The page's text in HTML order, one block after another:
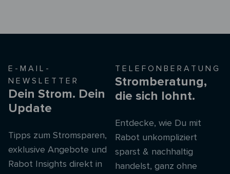
E-MAIL-
NEWSLETTER
Dein Strom. Dein
Update
Tipps zum Stromsparen,
exklusive Angebote und
Rabot Insights direkt in
TELEFONBERATUNG
Stromberatung,
die sich lohnt.
Entdecke, wie Du mit
Rabot unkompliziert
sparst & nachhaltig
handelst, ganz ohne